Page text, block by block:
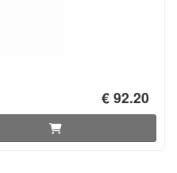
€ 92.20